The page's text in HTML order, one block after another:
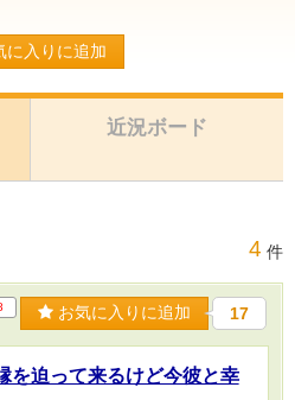
入りに追加
近況ボード
4 件
お気に入りに追加 17
を迫って来るけど今彼と幸